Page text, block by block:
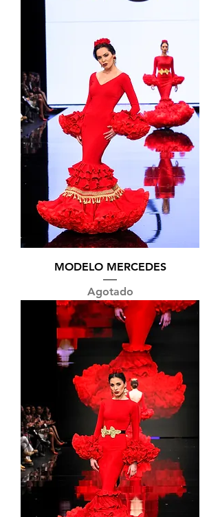
MODELO MERCEDES
Agotado